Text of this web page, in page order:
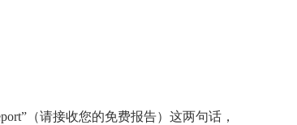
（请接收您的免费报告）这两句话，